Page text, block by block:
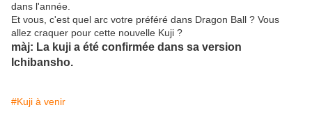
dans l'année.
Et vous, c'est quel arc votre préféré dans Dragon Ball ? Vous
allez craquer pour cette nouvelle Kuji ?
màj: La kuji a été confirmée dans sa version
Ichibansho.
#Kuji à venir